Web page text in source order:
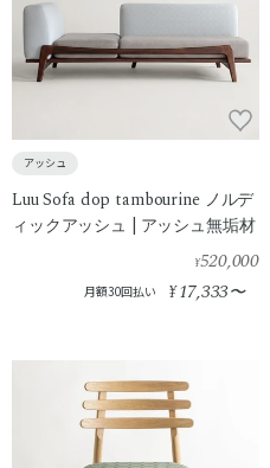
アッシュ
Luu Sofa dop tambourine ノルデ
ィックアッシュ | アッシュ無垢材
¥520,000
月額30回払い ¥17,333〜